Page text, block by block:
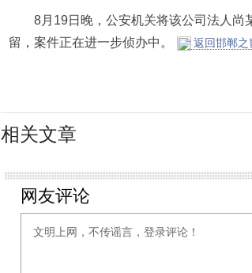
8月19日晚，公安机关将该公司法人尚
留，案件正在进一步侦办中。
返回邯郸之
相关文章